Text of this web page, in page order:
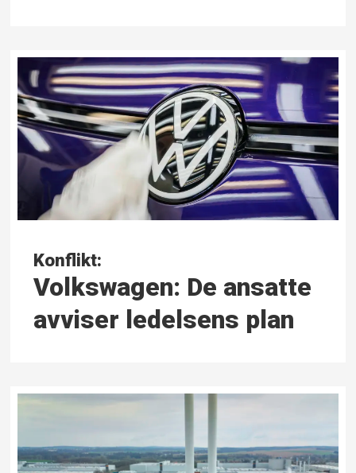
Konflikt:
Volkswagen: De ansatte
avviser ledelsens plan